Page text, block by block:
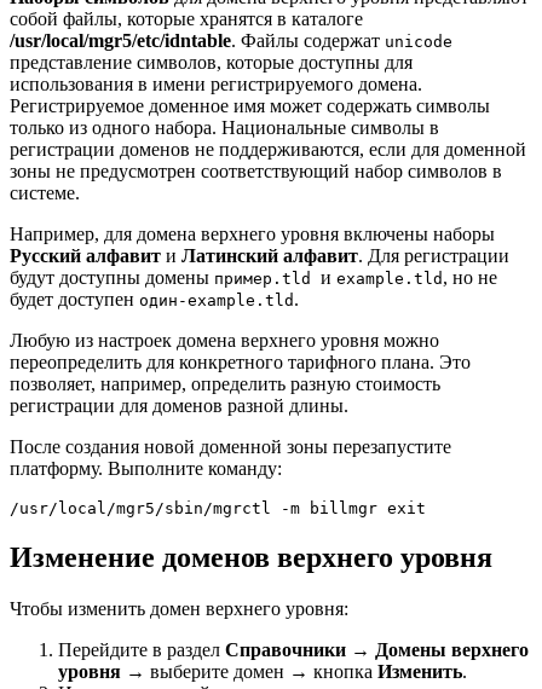
собой файлы, которые хранятся в каталоге
/usr/local/mgr5/etc/idntable. Файлы содержат unicode
представление символов, которые доступны для
использования в имени регистрируемого домена.
Регистрируемое доменное имя может содержать символы
только из одного набора. Национальные символы в
регистрации доменов не поддерживаются, если для доменной
зоны не предусмотрен соответствующий набор символов в
системе.
Например, для домена верхнего уровня включены наборы
Русский алфавит и Латинский алфавит. Для регистрации
будут доступны домены пример.tld и example.tld , но не
будет доступен один-example.tld .
Любую из настроек домена верхнего уровня можно
переопределить для конкретного тарифного плана. Это
позволяет, например, определить разную стоимость
регистрации для доменов разной длины.
После создания новой доменной зоны перезапустите
платформу. Выполните команду:
/usr/local/mgr5/sbin/mgrctl -m billmgr exit
Изменение доменов верхнего уровня
Чтобы изменить домен верхнего уровня:
Перейдите в раздел Справочники → Домены верхнего
уровня → выберите домен → кнопка Изменить.